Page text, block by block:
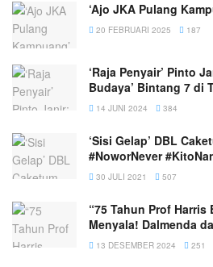
‘Ajo JKA Pulang
20 FEBRUARI 2025 187
‘Raja Penyair’ Pinto
Budaya’ Bintang 7 di
14 JUNI 2024 384
‘Sisi Gelap’ DBL
#NoworNever
30 JULI 2021 507
“75 Tahun Prof Harris
Menyala! Dalmenda
13 DESEMBER 2024 251